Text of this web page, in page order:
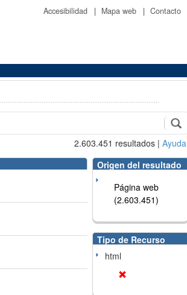
Accesibilidad | Mapa web | Contacto
2.603.451 resultados | Ayuda
Origen del resultado
Página web
(2.603.451)
Tipo de Recurso
html